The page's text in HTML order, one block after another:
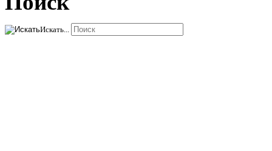
Искать...